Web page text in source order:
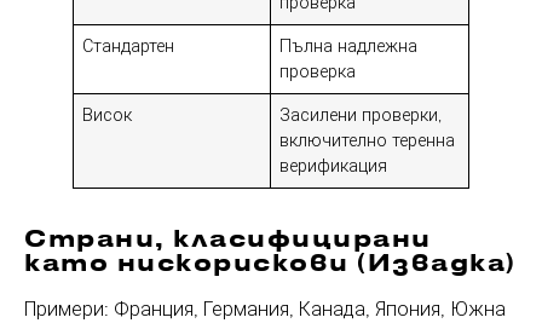
Стандартен
Пълна надлежна
проверка
Висок
Засилени проверки,
включително теренна
верификация
Страни, класифицирани
като нискорискови (Извадка)
Примери: Франция, Германия, Канада, Япония, Южна